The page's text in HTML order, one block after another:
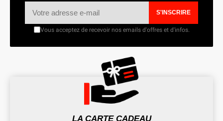
S'INSCRIRE
Vous acceptez de recevoir nos emails d'offres et d'infos.
LA CARTE CADEAU